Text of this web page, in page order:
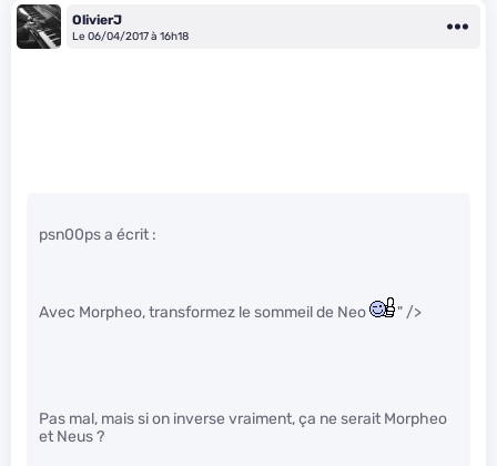
OlivierJ
Le 06/04/2017 à 16h18
psn00ps a écrit :
Avec Morpheo, transformez le sommeil de Neo " />
Pas mal, mais si on inverse vraiment, ça ne serait Morpheo
et Neus ?